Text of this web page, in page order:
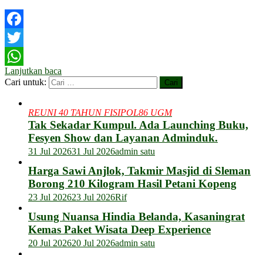
Facebook
Twitter
WhatsApp
Lanjutkan baca
Cari untuk:
REUNI 40 TAHUN FISIPOL86 UGM
Tak Sekadar Kumpul. Ada Launching Buku,
Fesyen Show dan Layanan Adminduk.
31 Jul 202631 Jul 2026admin satu
Harga Sawi Anjlok, Takmir Masjid di Sleman
Borong 210 Kilogram Hasil Petani Kopeng
23 Jul 202623 Jul 2026Rif
Usung Nuansa Hindia Belanda, Kasaningrat
Kemas Paket Wisata Deep Experience
20 Jul 202620 Jul 2026admin satu